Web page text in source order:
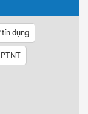
tín dụng